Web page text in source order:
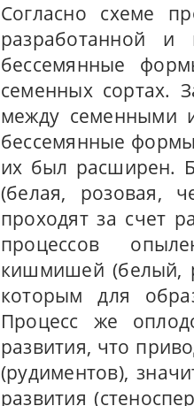
Согласно схеме
разработанной
бессемянные
семенных сортах.
между семенными
бессемянные
их был расширен.
(белая, розовая,
проходят за счет
процессов
кишмишей (белый,
которым для
Процесс же
развития, что
(рудиментов),
развития